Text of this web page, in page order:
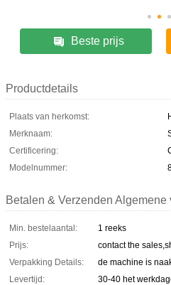
Beste prijs
Productdetails
Plaats van herkomst:
Merknaam:
Certificering:
Modelnummer:
Betalen & Verzenden Algemene
Min. bestelaantal:
1 reeks
Prijs:
contact the
Verpakking Details:
de machine is
Levertijd:
30-40 het